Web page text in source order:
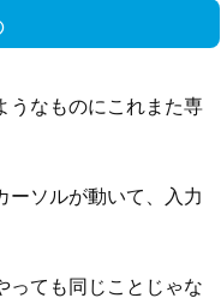
うなものにこれまた専
ーソルが動いて、入力
っても同じことじゃな